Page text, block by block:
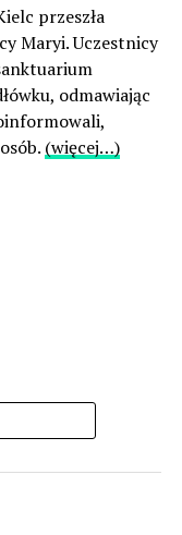
przeszła
Maryi. Uczestnicy
odmawiając
(więcej…)